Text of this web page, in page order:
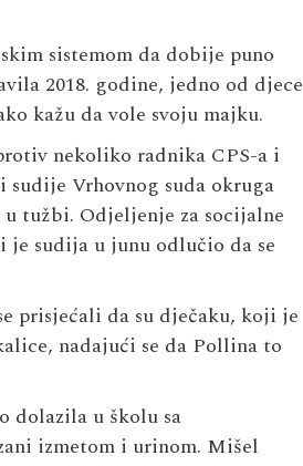
sistemom da dobije puno
2018. godine, jedno od djece
kažu da vole svoju majku.
nekoliko radnika CPS-a i
Vrhovnog suda okruga
tužbi. Odjeljenje za socijalne
je sudija u junu odlučio da se
prisjećali da su dječaku, koji je
nadajući se da Pollina to
dolazila u školu sa
izmetom i urinom. Mišel